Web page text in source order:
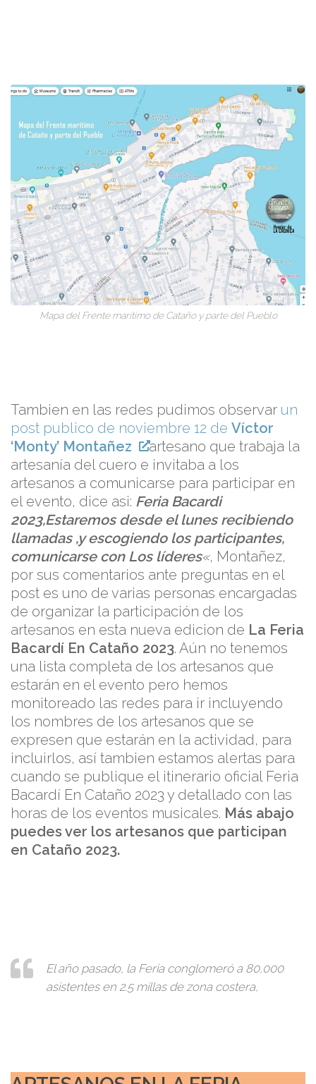
Mapa del Frente marítimo de Cataño y parte del Pueblo
Tambien en las redes pudimos observar un
post publico de noviembre 12 de Víctor
‘Monty’ Montañez
artesano que trabaja la
artesanía del cuero e invitaba a los
artesanos a comunicarse para participar en
el evento, dice asi: Feria Bacardi
2023,Estaremos desde el lunes recibiendo
llamadas ,y escogiendo los participantes,
comunicarse con Los líderes«, Montañez,
por sus comentarios ante preguntas en el
post es uno de varias personas encargadas
de organizar la participación de los
artesanos en esta nueva edicion de La Feria
Bacardí En Cataño 2023. Aún no tenemos
una lista completa de los artesanos que
estarán en el evento pero hemos
monitoreado las redes para ir incluyendo
los nombres de los artesanos que se
expresen que estarán en la actividad, para
incluirlos, así tambien estamos alertas para
cuando se publique el itinerario oficial Feria
Bacardí En Cataño 2023 y detallado con las
horas de los eventos musicales. Más abajo
puedes ver los artesanos que participan
en Cataño 2023.
El año pasado, la Feria conglomeró a 80,000
asistentes en 2.5 millas de zona costera,